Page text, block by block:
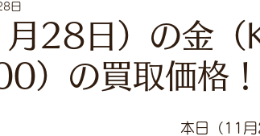
28日）の金（
）の買取価格！
日
本日（11